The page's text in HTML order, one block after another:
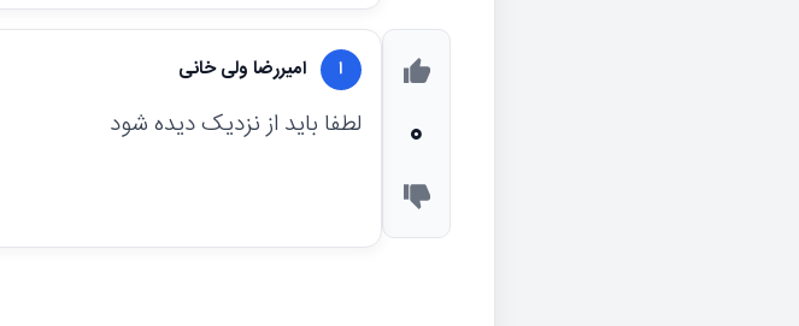
0
ا امیررضا ولی خانی
لطفا باید از نزدیک دیده شود